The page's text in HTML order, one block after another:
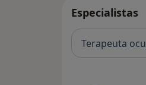
Especialistas
Terapeuta